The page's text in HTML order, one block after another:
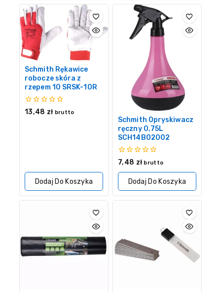
Schmith Rękawice
robocze skóra z
rzepem 10 SRSK-10R
0
13,48 zł brutto
Dodaj Do Koszyka
Schmith Opryskiwacz
ręczny 0,75L
SCH14B02002
0
5
7,48 zł brutto
Dodaj Do Koszyka